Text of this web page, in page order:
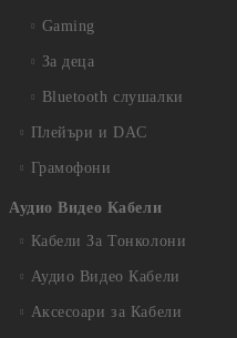
Gaming
За деца
Bluetooth слушалки
Плейъри и DAC
Грамофони
Аудио Видео Кабели
Кабели За Тонколони
Аудио Видео Кабели
Аксесоари за Кабели